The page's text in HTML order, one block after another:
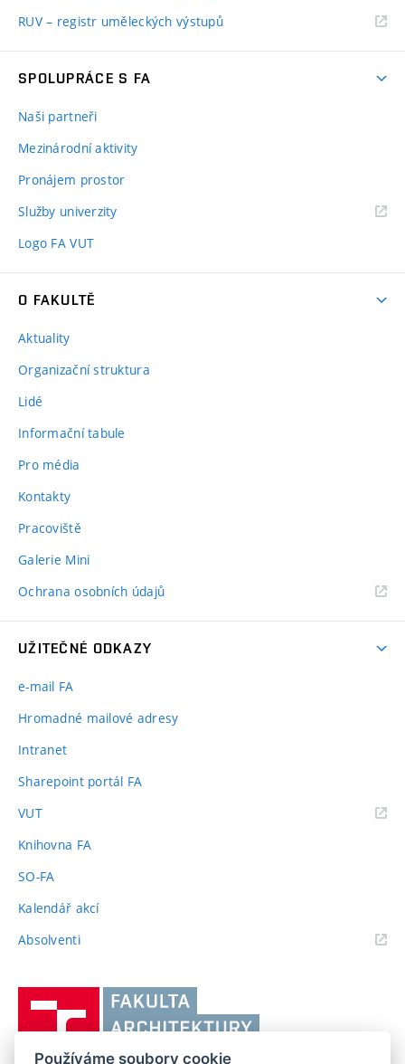
RUV – registr uměleckých výstupů
SPOLUPRÁCE S FA
Naši partneři
Mezinárodní aktivity
Pronájem prostor
Služby univerzity
Logo FA VUT
O FAKULTĚ
Aktuality
Organizační struktura
Lidé
Informační tabule
Pro média
Kontakty
Pracoviště
Galerie Mini
Ochrana osobních údajů
UŽITEČNÉ ODKAZY
e-mail FA
Hromadné mailové adresy
Intranet
Sharepoint portál FA
VUT(externí
Knihovna FA
SO-FA
Kalendář akcí
Absolventi(externí
Používáme soubory cookie